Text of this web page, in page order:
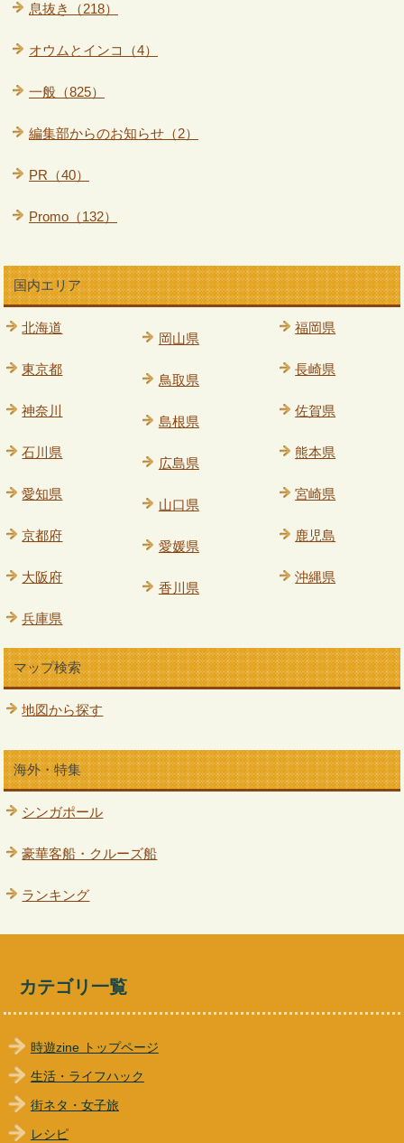
息抜き（218）
オウムとインコ（4）
一般（825）
編集部からのお知らせ（2）
PR（40）
Promo（132）
国内エリア
北海道
東京都
神奈川
石川県
愛知県
京都府
大阪府
兵庫県
岡山県
鳥取県
島根県
広島県
山口県
愛媛県
香川県
福岡県
長崎県
佐賀県
熊本県
宮崎県
鹿児島
沖縄県
マップ検索
地図から探す
海外・特集
シンガポール
豪華客船・クルーズ船
ランキング
カテゴリ一覧
時遊zine トップページ
生活・ライフハック
街ネタ・女子旅
レシピ